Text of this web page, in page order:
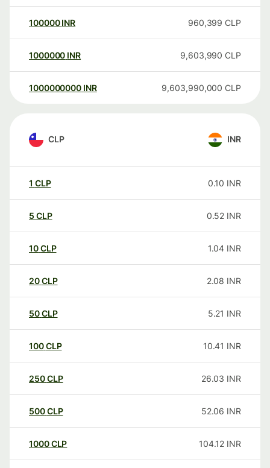
100000 INR 960,399 CLP
1000000 INR 9,603,990 CLP
1000000000 INR 9,603,990,000 CLP
CLP INR
1 CLP 0.10 INR
5 CLP 0.52 INR
10CLP 1.04 INR
20CLP 2.08 INR
50CLP 5.21 INR
100CLP 10.41 INR
250CLP 26.03 INR
500CLP 52.06 INR
1000CLP 104.12 INR